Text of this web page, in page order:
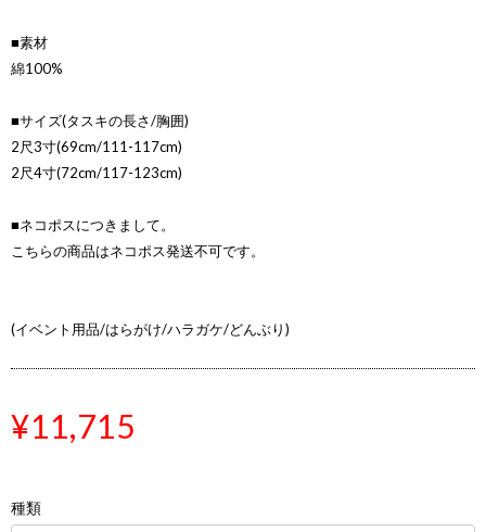
■素材
綿100%
■サイズ(タスキの長さ/胸囲)
2尺3寸(69cm/111-117cm)
2尺4寸(72cm/117-123cm)
■ネコポスにつきまして。
こちらの商品はネコポス発送不可です。
(イベント用品/はらがけ/ハラガケ/どんぶり)
¥11,715
種類